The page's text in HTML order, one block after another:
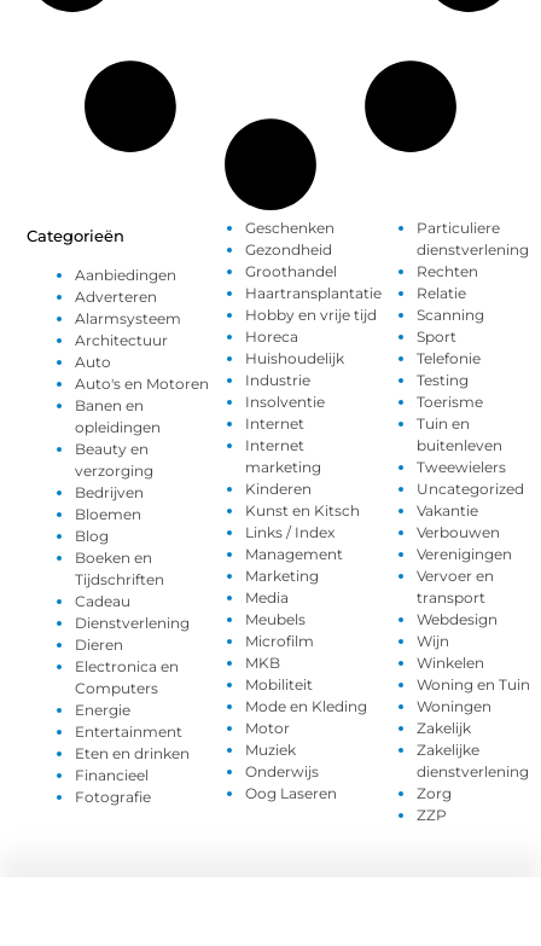
Categorieën
Aanbiedingen
Adverteren
Alarmsysteem
Architectuur
Auto
Auto's en Motoren
Banen en
opleidingen
Beauty en
verzorging
Bedrijven
Bloemen
Blog
Boeken en
Tijdschriften
Cadeau
Dienstverlening
Dieren
Electronica en
Computers
Energie
Entertainment
Eten en drinken
Financieel
Fotografie
Geschenken
Gezondheid
Groothandel
Haartransplantatie
Hobby en vrije tijd
Horeca
Huishoudelijk
Industrie
Insolventie
Internet
Internet
marketing
Kinderen
Kunst en Kitsch
Links / Index
Management
Marketing
Media
Meubels
Microfilm
MKB
Mobiliteit
Mode en Kleding
Motor
Muziek
Onderwijs
Oog Laseren
Particuliere
dienstverlening
Rechten
Relatie
Scanning
Sport
Telefonie
Testing
Toerisme
Tuin en
buitenleven
Tweewielers
Uncategorized
Vakantie
Verbouwen
Verenigingen
Vervoer en
transport
Webdesign
Wijn
Winkelen
Woning en Tuin
Woningen
Zakelijk
Zakelijke
dienstverlening
Zorg
ZZP